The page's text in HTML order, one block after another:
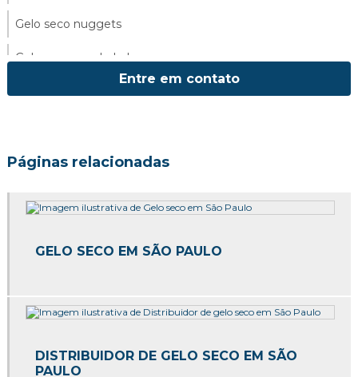
Gelo seco nuggets
Gelo seco para balada
Gelo seco para eventos
Gelo seco para transporte de alimentos
Gelo seco quanto custa
Entre em contato
Páginas relacionadas
GELO SECO EM SÃO PAULO
DISTRIBUIDOR DE GELO SECO EM SÃO
PAULO